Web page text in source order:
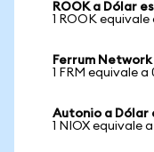
ROOK a Dólar
1 ROOK
Ferrum
1 FRM equivale a
Autonio a Dólar
1 NIOX equivale